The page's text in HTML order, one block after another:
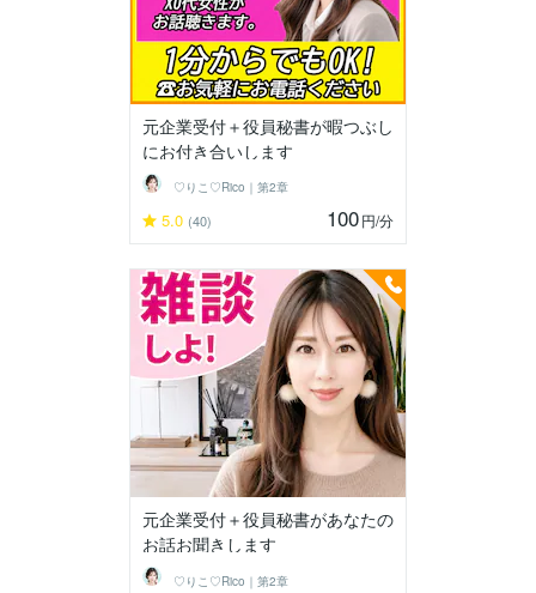
元企業受付＋役員秘書が暇つぶし
にお付き合いします
♡りこ♡Rico｜第2章
5.0 (40) 100円/分
元企業受付＋役員秘書があなたの
お話お聞きします
♡りこ♡Rico｜第2章